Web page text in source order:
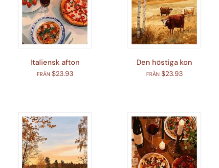
Italiensk afton
FRÅN $23.93
Den höstiga kon
FRÅN $23.93